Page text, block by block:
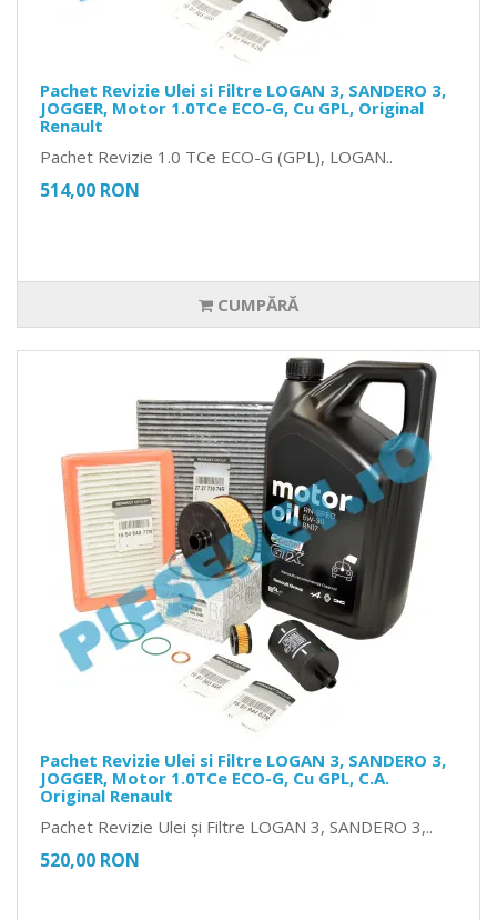
Pachet Revizie Ulei si Filtre LOGAN 3, SANDERO 3,
JOGGER, Motor 1.0TCe ECO-G, Cu GPL, Original
Renault
Pachet Revizie 1.0 TCe ECO-G (GPL), LOGAN..
514,00 RON
CUMPĂRĂ
Pachet Revizie Ulei si Filtre LOGAN 3, SANDERO 3,
JOGGER, Motor 1.0TCe ECO-G, Cu GPL, C.A.
Original Renault
Pachet Revizie Ulei și Filtre LOGAN 3, SANDERO 3,..
520,00 RON